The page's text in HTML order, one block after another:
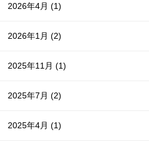
2026年4月(1)
2026年1月(2)
2025年11月(1)
2025年7月(2)
2025年4月(1)